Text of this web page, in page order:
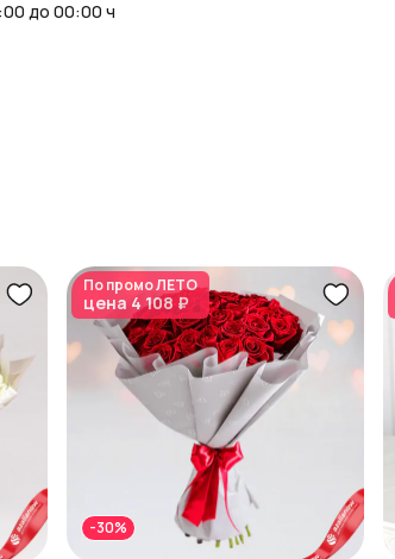
до 00:00 ч
По промоЛЕТО
цена 4 108 ₽
-30%